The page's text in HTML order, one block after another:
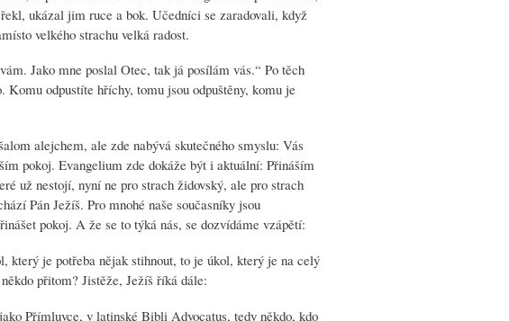
ukázal jim ruce a bok. Učedníci se zaradovali, když
velkého strachu velká radost.
Jako mne poslal Otec, tak já posílám vás.“ Po těch
odpustíte hříchy, tomu jsou odpuštěny, komu je
alejchem, ale zde nabývá skutečného smyslu: Vás
pokoj. Evangelium zde dokáže být i aktuální: Přináším
už nestojí, nyní ne pro strach židovský, ale pro strach
Pán Ježíš. Pro mnohé naše současníky jsou
pokoj. A že se to týká nás, se dozvídáme vzápětí:
který je potřeba nějak stihnout, to je úkol, který je na celý
přitom? Jistěže, Ježíš říká dále:
Přímluvce, v latinské Bibli Advocatus, tedy někdo, kdo